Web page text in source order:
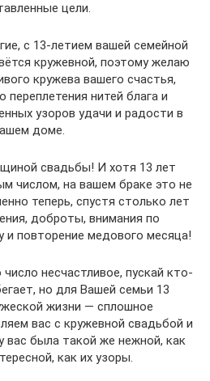
цели.
с 13-летием вашей семейной
кружевной, поэтому желаю
кружева вашего счастья,
переплетения нитей блага и
узоров удачи и радости в
доме.
свадьбы! И хотя 13 лет
числом, на вашем браке это не
теперь, спустя столько лет
доброты, внимания по
и повторение медового месяца!
несчастливое, пускай кто-
но для Вашей семьи 13
жизни — сплошное
вас с кружевной свадьбой и
вас была такой же нежной, как
как их узоры.